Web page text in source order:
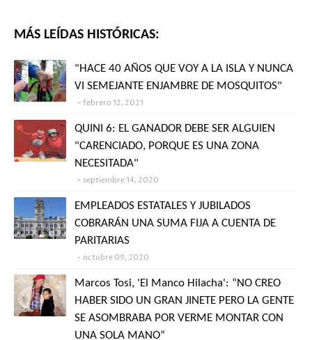
MÁS LEÍDAS HISTÓRICAS:
"HACE 40 AÑOS QUE VOY A LA ISLA Y NUNCA
VI SEMEJANTE ENJAMBRE DE MOSQUITOS"
febrero 12, 2021
QUINI 6: EL GANADOR DEBE SER ALGUIEN
"CARENCIADO, PORQUE ES UNA ZONA
NECESITADA"
septiembre 14, 2020
EMPLEADOS ESTATALES Y JUBILADOS
COBRARÁN UNA SUMA FIJA A CUENTA DE
PARITARIAS
octubre 09, 2020
Marcos Tosi, 'El Manco Hilacha': “NO CREO
HABER SIDO UN GRAN JINETE PERO LA GENTE
SE ASOMBRABA POR VERME MONTAR CON
UNA SOLA MANO”